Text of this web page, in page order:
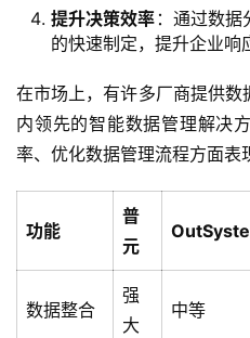
提升决策效率 ：通过数
的快速制定，提升企业响
在市场上，有许多厂商提供
内领先的智能数据管理解决
率、优化数据管理流程方面表
功能
普
元
数据整合
强
大
中等